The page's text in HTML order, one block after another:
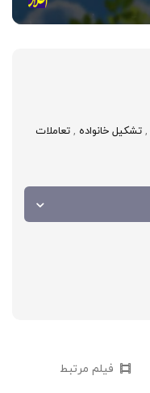
,تشکیل خانواده ,تعاملات
فیلم مرتبط